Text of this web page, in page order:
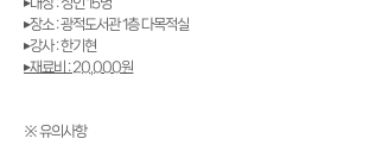
▸장소 : 광적도서관 1층 다목적실
▸강사 : 한기현
▸재료비 : 20,000원
※ 유의사항